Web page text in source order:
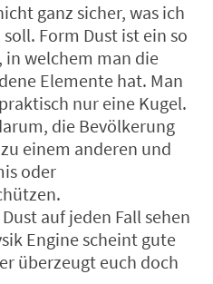
ganz sicher, was ich
Form Dust ist ein so
in welchem man die
Elemente hat. Man
nur eine Kugel.
die Bevölkerung
einem anderen und
oder
auf jeden Fall sehen
Engine scheint gute
überzeugt euch doch